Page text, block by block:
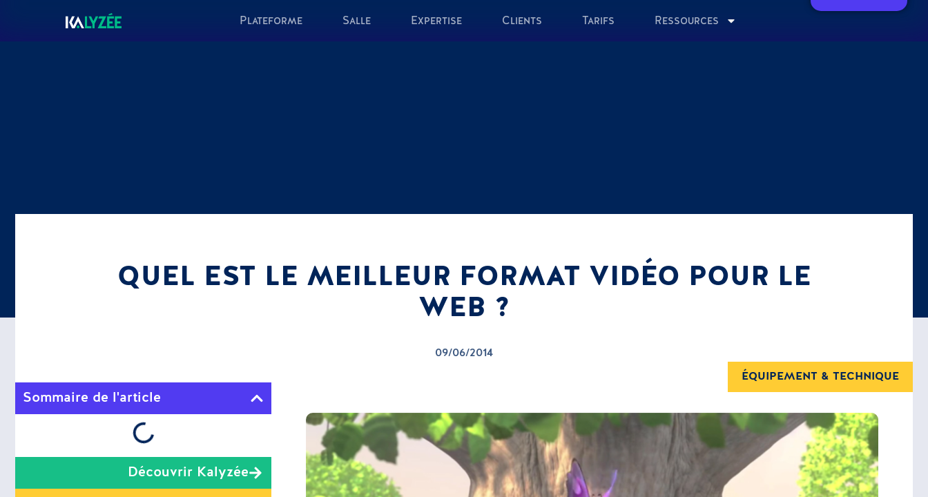
Plateforme Salle Expertise Clients Tarifs Ressources
QUEL EST LE MEILLEUR FORMAT VIDÉO POUR LE
WEB ?
09/06/2014
Sommaire de l'article
Découvrir Kalyzée
ÉQUIPEMENT & TECHNIQUE